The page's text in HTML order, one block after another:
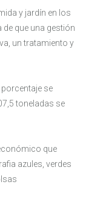
y jardín en los
que una gestión
un tratamiento y
se
toneladas se
que
azules, verdes